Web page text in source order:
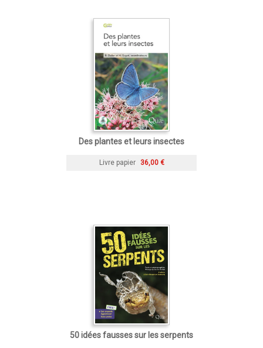
Des plantes et leurs insectes
Livre papier 36,00 €
50 idées fausses sur les serpents